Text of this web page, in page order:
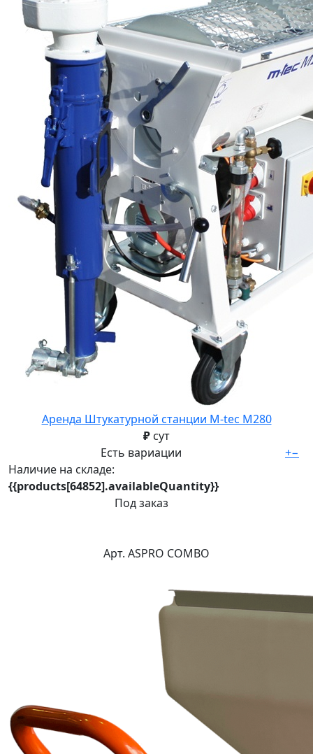
Аренда Штукатурной станции M-tec M280
₽ сут
Есть вариации
Наличие на складе:
{{products[64852].availableQuantity}}
Под заказ
+−
Арт. ASPRO COMBO